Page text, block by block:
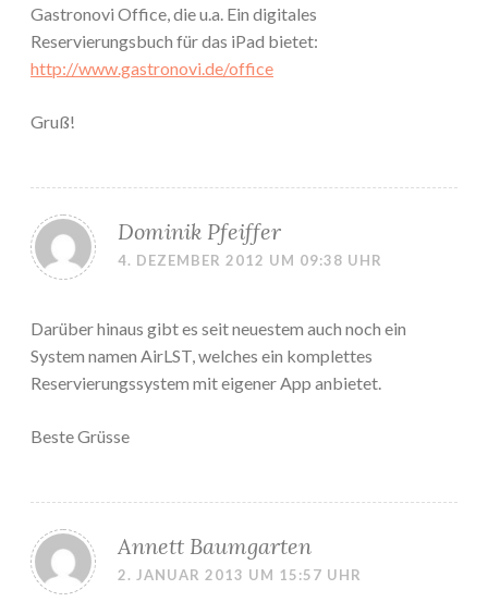
Gastronovi Office, die u.a. Ein digitales
Reservierungsbuch für das iPad bietet:
http://www.gastronovi.de/office
Gruß!
Dominik Pfeiffer
4. DEZEMBER 2012 UM 09:38 UHR
Darüber hinaus gibt es seit neuestem auch noch ein
System namen AirLST, welches ein komplettes
Reservierungssystem mit eigener App anbietet.
Beste Grüsse
Annett Baumgarten
2. JANUAR 2013 UM 15:57 UHR